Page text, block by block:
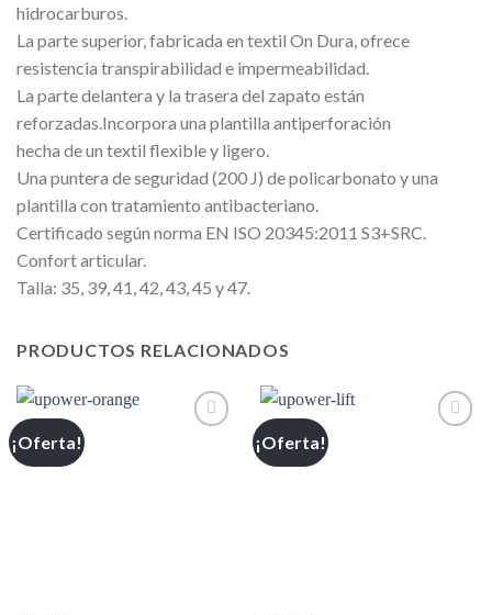
hidrocarburos.
La parte superior, fabricada en textil On Dura, ofrece
resistencia transpirabilidad e impermeabilidad.
La parte delantera y la trasera del zapato están
reforzadas.Incorpora una plantilla antiperforación
hecha de un textil flexible y ligero.
Una puntera de seguridad (200 J) de policarbonato y una
plantilla con tratamiento antibacteriano.
Certificado según norma EN ISO 20345:2011 S3+SRC.
Confort articular.
Talla: 35, 39, 41, 42, 43, 45 y 47.
PRODUCTOS RELACIONADOS
¡Oferta! ¡Oferta!